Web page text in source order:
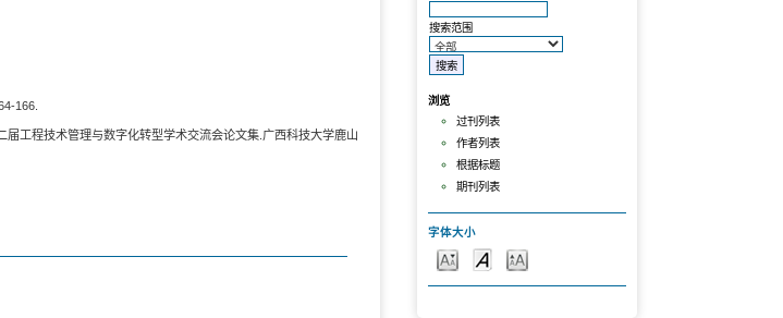
搜索范围
浏览
过刊列表
作者列表
根据标题
期刊列表
字体大小
166.
工程技术管理与数字化转型学术交流会论文集.广西科技大学鹿山